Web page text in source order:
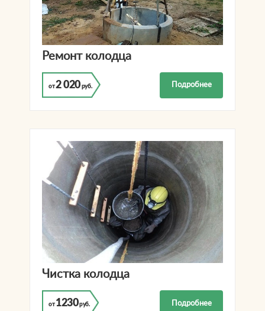
Ремонт колодца
от2 020 руб. Подробнее
Чистка колодца
от 1230руб. Подробнее